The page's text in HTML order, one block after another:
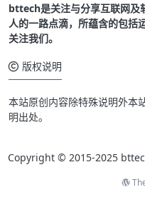
bttech是关注与分享互联网及
人的一路点滴，所蕴含的包括
关注我们。
版权说明
本站原创内容除特殊说明外本
明出处。
Copyright © 2015-2025